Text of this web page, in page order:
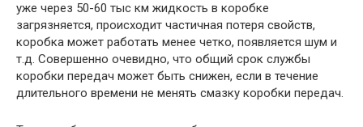
уже через 50-60 тыс км жидкость в коробке
загрязняется, происходит частичная потеря свойств,
коробка может работать менее четко, появляется шум и
т.д. Совершенно очевидно, что общий срок службы
коробки передач может быть снижен, если в течение
длительного времени не менять смазку коробки передач.